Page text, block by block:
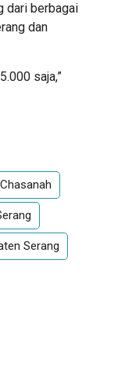
dari berbagai
dan
saja,”
Serang